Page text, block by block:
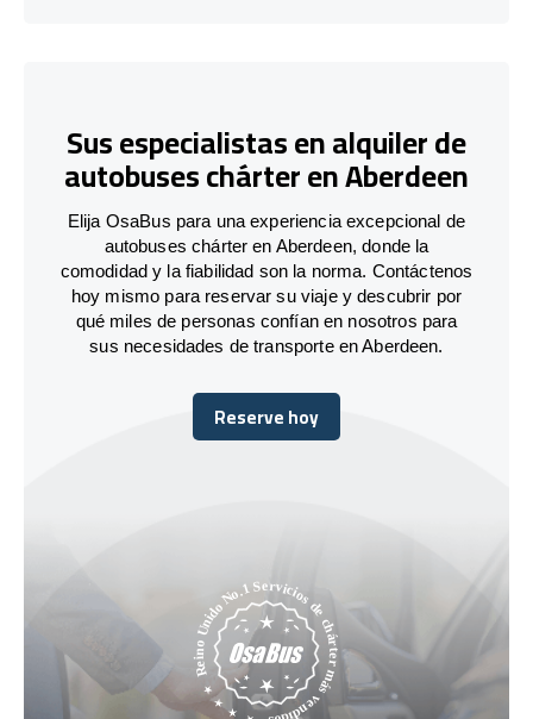
Sus especialistas en alquiler de
autobuses chárter en Aberdeen
Elija OsaBus para una experiencia excepcional de
autobuses chárter en Aberdeen, donde la
comodidad y la fiabilidad son la norma. Contáctenos
hoy mismo para reservar su viaje y descubrir por
qué miles de personas confían en nosotros para
sus necesidades de transporte en Aberdeen.
Reserve hoy
Reserve hoy